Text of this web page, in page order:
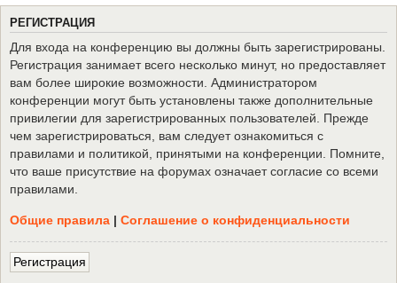
РЕГИСТРАЦИЯ
Для входа на конференцию вы должны быть зарегистрированы.
Регистрация занимает всего несколько минут, но предоставляет
вам более широкие возможности. Администратором
конференции могут быть установлены также дополнительные
привилегии для зарегистрированных пользователей. Прежде
чем зарегистрироваться, вам следует ознакомиться с
правилами и политикой, принятыми на конференции. Помните,
что ваше присутствие на форумах означает согласие со всеми
правилами.
Общие правила | Соглашение о конфиденциальности
Регистрация